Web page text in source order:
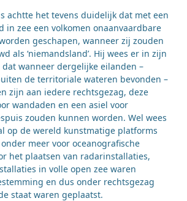
achtte het tevens duidelijk dat met een
in zee een volkomen onaanvaardbare
geschapen, wanneer zij zouden
als ‘niemandsland’. Hij wees er in zijn
wanneer dergelijke eilanden –
de territoriale wateren bevonden –
zijn aan iedere rechtsgezag, deze
wandaden en een asiel voor
zouden kunnen worden. Wel wees
op de wereld kunstmatige platforms
meer voor oceanografische
het plaatsen van radarinstallaties,
in volle open zee waren
en dus onder rechtsgezag
staat waren geplaatst.